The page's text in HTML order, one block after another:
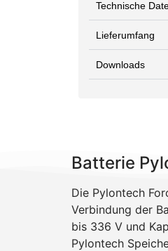
Technische
Lieferumfang
Downloads
Batterie
Die Pylontech
Verbindung der
bis 336 V und
Pylontech